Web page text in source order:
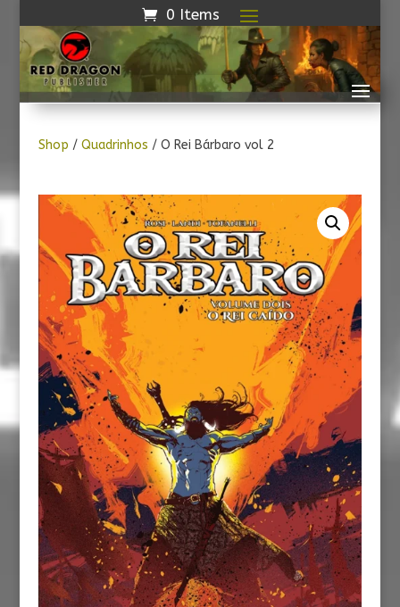
0 Items
Shop / Quadrinhos / O Rei Bárbaro vol 2